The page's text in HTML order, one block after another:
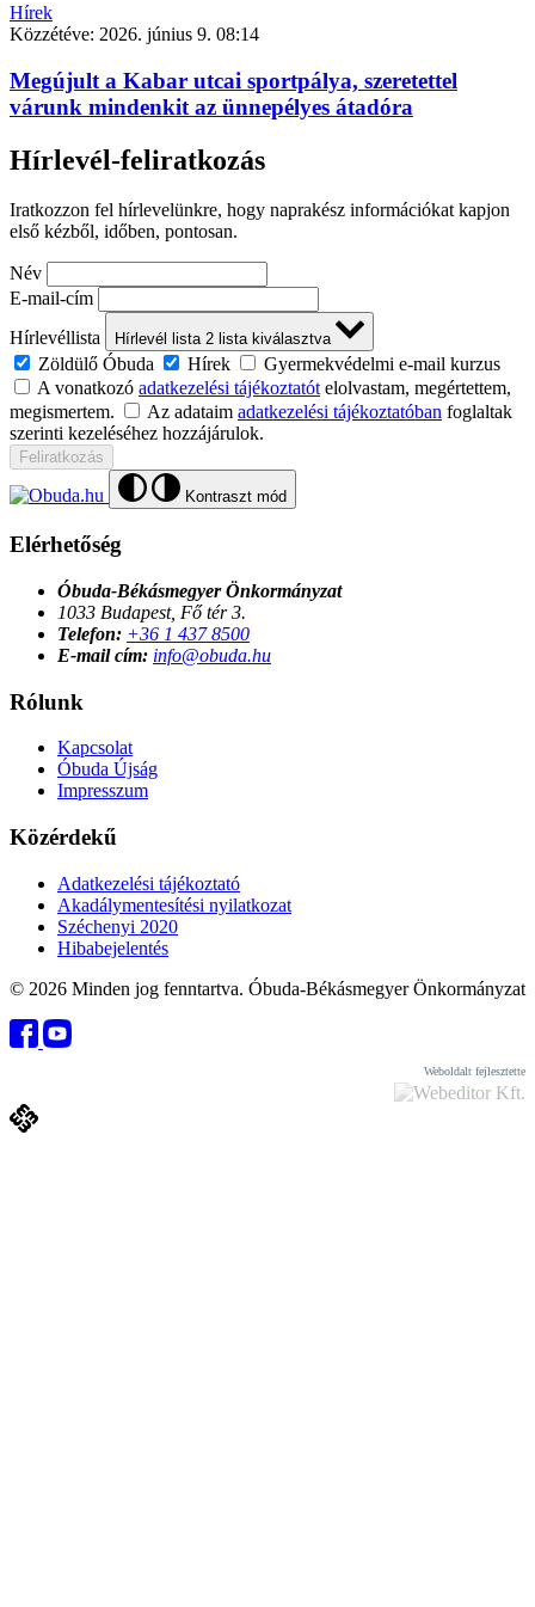
Hírek
Közzétéve: 2026. június 9. 08:14
Megújult a Kabar utcai sportpálya, szeretettel
várunk mindenkit az ünnepélyes átadóra
Hírlevél-feliratkozás
Iratkozzon fel hírlevelünkre, hogy naprakész információkat kapjon
első kézből, időben, pontosan.
Név
E-mail-cím
Hírlevéllista
Hírlevél lista 2 lista kiválasztva
Zöldülő Óbuda Hírek
Gyermekvédelmi e-mail kurzus
A vonatkozó adatkezelési tájékoztatótelolvastam, megértettem,
megismertem.
Az adataim adatkezelési tájékoztatóban foglaltak
szerinti kezeléséhez hozzájárulok.
Feliratkozás
Kontraszt mód
Elérhetőség
Óbuda-Békásmegyer Önkormányzat
1033 Budapest, Fő tér 3.
Telefon: +36 1 437 8500
E-mail cím: info@obuda.hu
Rólunk
Kapcsolat
Óbuda Újság
Impresszum
Közérdekű
Adatkezelési tájékoztató
Akadálymentesítési nyilatkozat
Széchenyi 2020
Hibabejelentés
© 2026 Minden jog fenntartva. Óbuda-Békásmegyer Önkormányzat
Weboldalt fejlesztette